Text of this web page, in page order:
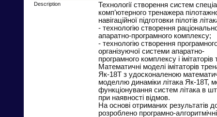
Description
Технології створення систем
комп’ютерного тренажера
навігаційної підготовки пілотів
- технологію створення
апаратно-програмного комплексу;
- технологію створення
організуючої системи апаратно-
програмного комплексу і
Математичні моделі імітаторів
Як-18Т з удосконаленою
моделлю динаміки літака Як-18Т,
функціонування систем літака в
при наявності відмов.
На основі отриманих результатів
розроблено програмно-